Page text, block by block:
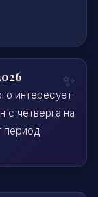
интересует
с четверга на
период